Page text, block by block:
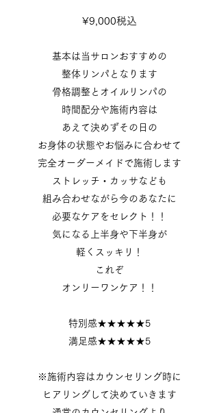
¥9,000税込
基本は当サロンおすすめの
整体リンパとなります
骨格調整とオイルリンパの
時間配分や施術内容は
あえて決めずその日の
お身体の状態やお悩みに合わせて
完全オーダーメイドで施術します
ストレッチ・カッサなども
組み合わせながら今のあなたに
必要なケアをセレクト！！
気になる上半身や下半身が
軽くスッキリ！
これぞ
オンリーワンケア！！
特別感★★★★★5
満足感★★★★★5
※施術内容はカウンセリング時に
ヒアリングして決めていきます